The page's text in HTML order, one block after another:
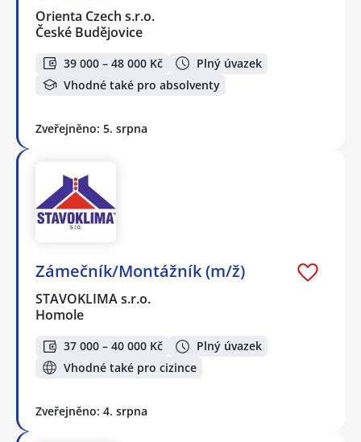
Orienta Czech s.r.o.
České Budějovice
39 000 – 48 000 Kč
Plný úvazek
Vhodné také pro absolventy
Zveřejněno: 5. srpna
Zámečník/Montážník (m/ž)
STAVOKLIMA s.r.o.
Homole
37 000 – 40 000 Kč
Plný úvazek
Vhodné také pro cizince
Zveřejněno: 4. srpna